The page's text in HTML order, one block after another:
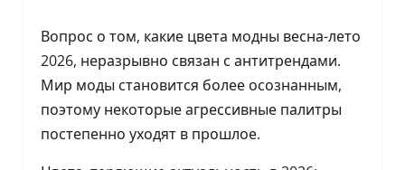
Вопрос о том, какие цвета модны весна-лето
2026, неразрывно связан с антитрендами.
Мир моды становится более осознанным,
поэтому некоторые агрессивные палитры
постепенно уходят в прошлое.